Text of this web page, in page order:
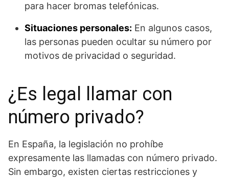
para hacer bromas telefónicas.
Situaciones personales: En algunos casos,
las personas pueden ocultar su número por
motivos de privacidad o seguridad.
¿Es legal llamar con
número privado?
En España, la legislación no prohíbe
expresamente las llamadas con número privado.
Sin embargo, existen ciertas restricciones y